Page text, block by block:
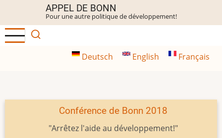
contenu
principal
APPEL DE BONN
Pour une autre politique de développement!
Deutsch English Français
Conférence de Bonn 2018
"Arrêtez l'aide au développement!"